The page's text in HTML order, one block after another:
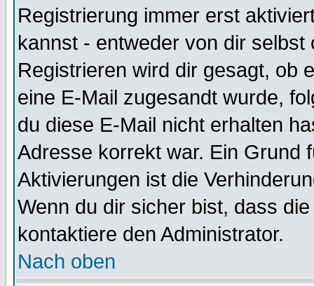
Registrierung immer erst
kannst - entweder von dir selbst
Registrieren wird dir gesagt, ob
eine E-Mail zugesandt wurde,
du diese E-Mail nicht erhalten
Adresse korrekt war. Ein Grund
Aktivierungen ist die
Wenn du dir sicher bist, dass
kontaktiere den Administrator.
Nach oben